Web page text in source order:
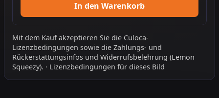
In den Warenkorb
Mit dem Kauf akzeptieren Sie die Culoca-
Lizenzbedingungen sowie die Zahlungs- und
Rückerstattungsinfos und Widerrufsbelehrung (Lemon
Squeezy). · Lizenzbedingungen für dieses Bild